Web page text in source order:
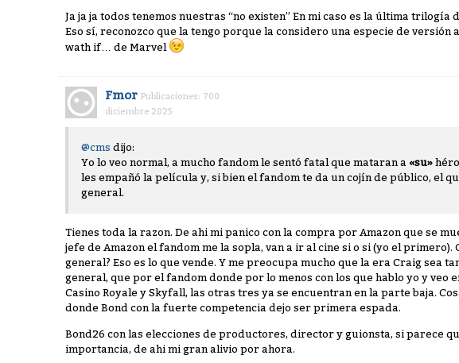
Ja ja ja todos tenemos nuestras “no existen” En mi caso es la última trilogía
Eso sí, reconozco que la tengo porque la considero una especie de versión
wath if… de Marvel
Fmor Publicaciones: 700
diciembre 2025
@cms dijo:
Yo lo veo normal, a mucho fandom le sentó fatal que mataran a «su»
les empañó la película y, si bien el fandom te da un cojín de público, el
general.
Tienes toda la razon. De ahi mi panico con la compra por Amazon que se
jefe de Amazon el fandom me la sopla, van a ir al cine si o si (yo el primero).
general? Eso es lo que vende. Y me preocupa mucho que la era Craig sea
general, que por el fandom donde por lo menos con los que hablo yo y veo
Casino Royale y Skyfall, las otras tres ya se encuentran en la parte baja.
donde Bond con la fuerte competencia dejo ser primera espada.
Bond26 con las elecciones de productores, director y guionsta, si parece
importancia, de ahi mi gran alivio por ahora.